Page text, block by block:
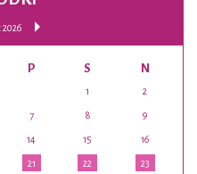
2026
P S N
1 2
7 8 9
14 15 16
21 22 23